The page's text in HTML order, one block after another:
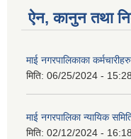
ऐन, कानुन तथा
माई नगरपालिकाका
मिति: 06/25/2024 - 15:28
माई नगरपालिका न्यायिक
मिति: 02/12/2024 - 16:18